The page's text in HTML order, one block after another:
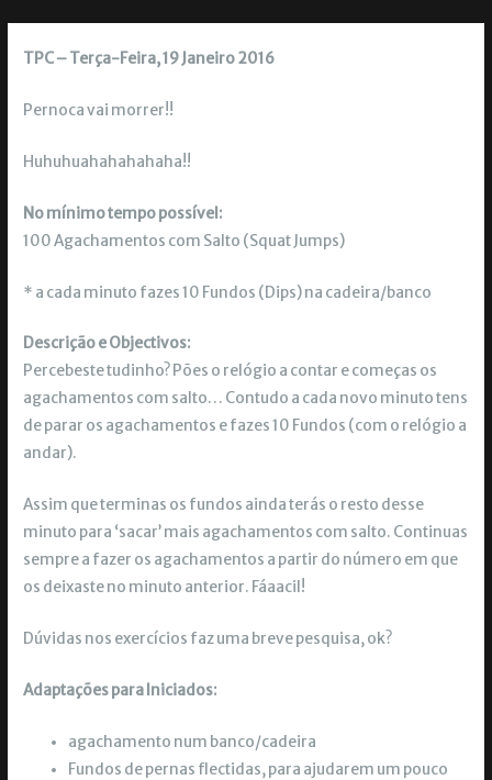
TPC – Terça-Feira, 19 Janeiro 2016
Pernoca vai morrer!!
Huhuhuahahahahaha!!
No mínimo tempo possível:
100 Agachamentos com Salto (Squat Jumps)
* a cada minuto fazes 10 Fundos (Dips) na cadeira/banco
Descrição e Objectivos:
Percebeste tudinho? Pões o relógio a contar e começas os
agachamentos com salto… Contudo a cada novo minuto tens
de parar os agachamentos e fazes 10 Fundos (com o relógio a
andar).
Assim que terminas os fundos ainda terás o resto desse
minuto para ‘sacar’ mais agachamentos com salto. Continuas
sempre a fazer os agachamentos a partir do número em que
os deixaste no minuto anterior. Fáaacil!
Dúvidas nos exercícios faz uma breve pesquisa, ok?
Adaptações para Iniciados:
agachamento num banco/cadeira
Fundos de pernas flectidas, para ajudarem um pouco